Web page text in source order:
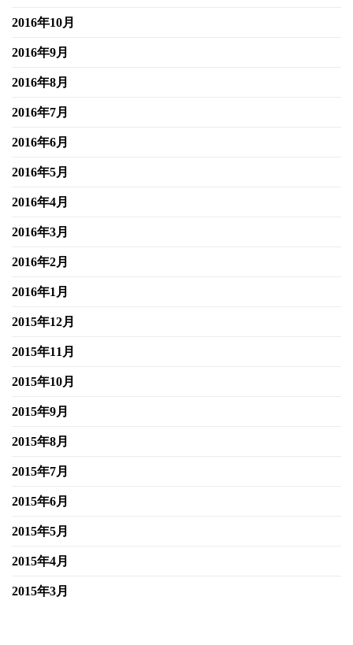
2016年10月
2016年9月
2016年8月
2016年7月
2016年6月
2016年5月
2016年4月
2016年3月
2016年2月
2016年1月
2015年12月
2015年11月
2015年10月
2015年9月
2015年8月
2015年7月
2015年6月
2015年5月
2015年4月
2015年3月